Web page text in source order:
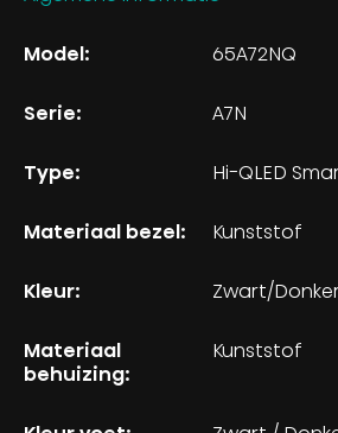
Model: 65A72NQ
Serie: A7N
Type: Hi-QLED
Materiaal bezel: Kunststof
Kleur: Zwart/
Materiaal
behuizing:
Kunststof